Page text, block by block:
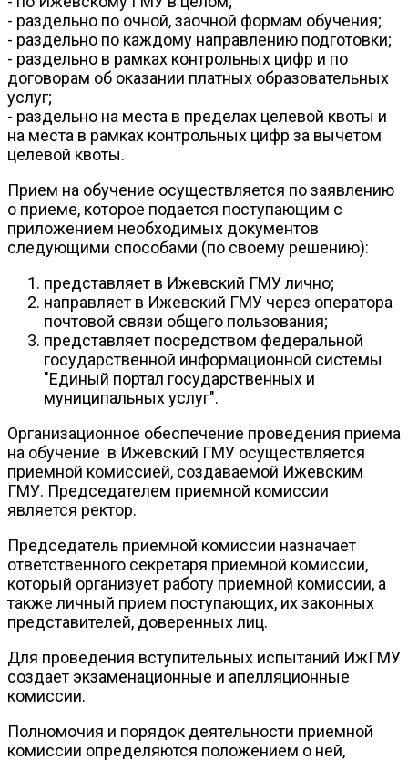
- раздельно по очной, заочной формам обучения;
- раздельно по каждому направлению подготовки;
- раздельно в рамках контрольных цифр и по
договорам об оказании платных образовательных
услуг;
- раздельно на места в пределах целевой квоты и
на места в рамках контрольных цифр за вычетом
целевой квоты.
Прием на обучение осуществляется по заявлению
о приеме, которое подается поступающим с
приложением необходимых документов
следующими способами (по своему решению):
представляет в Ижевский ГМУ лично;
направляет в Ижевский ГМУ через оператора
почтовой связи общего пользования;
представляет посредством федеральной
государственной информационной системы
"Единый портал государственных и
муниципальных услуг".
Организационное обеспечение проведения приема
на обучение в Ижевский ГМУ осуществляется
приемной комиссией, создаваемой Ижевским
ГМУ. Председателем приемной комиссии
является ректор.
Председатель приемной комиссии назначает
ответственного секретаря приемной комиссии,
который организует работу приемной комиссии, а
также личный прием поступающих, их законных
представителей, доверенных лиц.
Для проведения вступительных испытаний ИжГМУ
создает экзаменационные и апелляционные
комиссии.
Полномочия и порядок деятельности приемной
комиссии определяются положением о ней,